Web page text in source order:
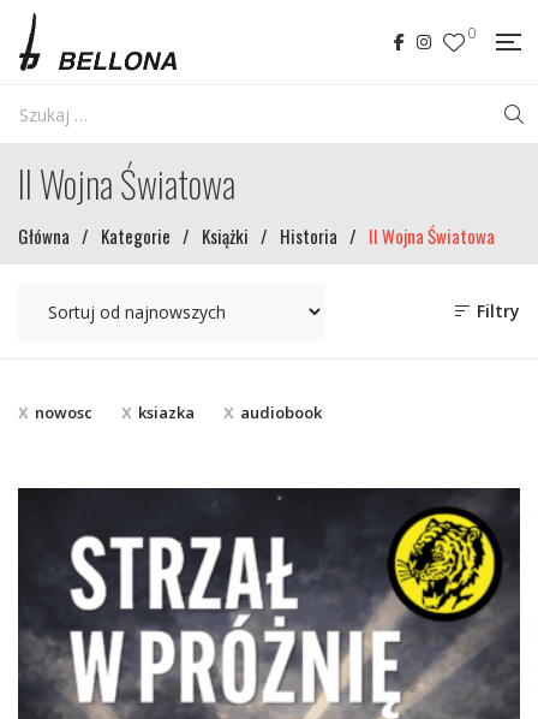
0
II Wojna Światowa
Główna / Kategorie / Książki / Historia / II Wojna Światowa
Filtry
nowosc ksiazka audiobook